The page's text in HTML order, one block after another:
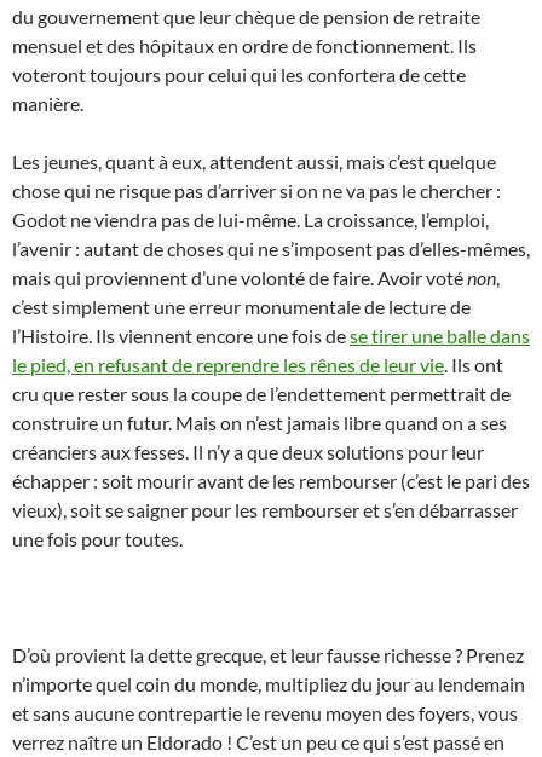
du gouvernement que leur chèque de pension de retraite
mensuel et des hôpitaux en ordre de fonctionnement. Ils
voteront toujours pour celui qui les confortera de cette
manière.
Les jeunes, quant à eux, attendent aussi, mais c’est quelque
chose qui ne risque pas d’arriver si on ne va pas le chercher :
Godot ne viendra pas de lui-même. La croissance, l’emploi,
l’avenir : autant de choses qui ne s’imposent pas d’elles-mêmes,
mais qui proviennent d’une volonté de faire. Avoir voténon
c’est simplement une erreur monumentale de lecture de
l’Histoire. Ils viennent encore une fois dese tirer une balle dans
le pied, en refusant de reprendre les rênes de leur vie . Ils ont
cru que rester sous la coupe de l’endettement permettrait de
construire un futur. Mais on n’est jamais libre quand on a ses
créanciers aux fesses. Il n’y a que deux solutions pour leur
échapper : soit mourir avant de les rembourser (c’est le pari des
vieux), soit se saigner pour les rembourser et s’en débarrasser
une fois pour toutes.
D’où provient la dette grecque, et leur fausse richesse ? Prenez
n’importe quel coin du monde, multipliez du jour au lendemain
et sans aucune contrepartie le revenu moyen des foyers, vous
verrez naître un Eldorado ! C’est un peu ce qui s’est passé en